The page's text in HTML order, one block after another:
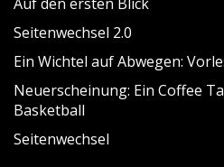
Seitenwechsel 2.0
Ein Wichtel auf Abwegen:
Neuerscheinung: Ein Coffee
Basketball
Seitenwechsel